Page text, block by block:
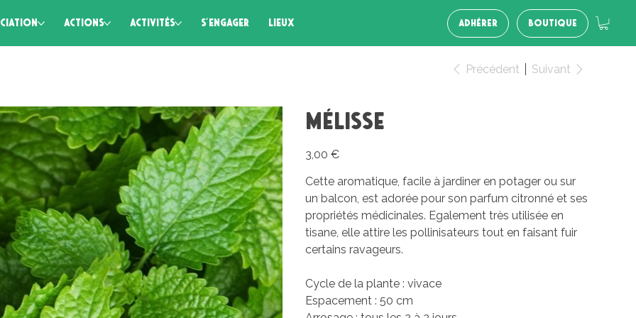
ADHÉRER BOUTIQUE
ACTIONS ACTIVITÉS S'ENGAGER LIEUX
Précédent Suivant
Mélisse
3,00 €
Cette aromatique, facile à jardiner en potager ou sur
un balcon, est adorée pour son parfum citronné et ses
propriétés médicinales. Egalement très utilisée en
tisane, elle attire les pollinisateurs tout en faisant fuir
certains ravageurs.
Cycle de la plante : vivace
Espacement : 50 cm